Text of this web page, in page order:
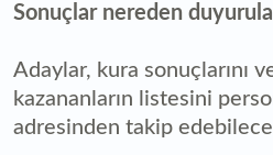
Sonuçlar nereden
Adaylar, kura sonuçlarını
kazananların listesini
adresinden takip